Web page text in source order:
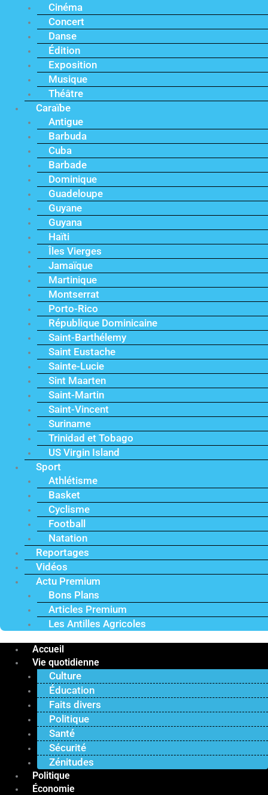
Cinéma
Concert
Danse
Édition
Exposition
Musique
Théâtre
Caraïbe
Antigue
Barbuda
Cuba
Barbade
Dominique
Guadeloupe
Guyane
Guyana
Haïti
Îles Vierges
Jamaïque
Martinique
Montserrat
Porto-Rico
République Dominicaine
Saint-Barthélemy
Saint Eustache
Sainte-Lucie
Sint Maarten
Saint-Martin
Saint-Vincent
Suriname
Trinidad et Tobago
US Virgin Island
Sport
Athlétisme
Basket
Cyclisme
Football
Natation
Reportages
Vidéos
Actu Premium
Bons Plans
Articles Premium
Les Antilles Agricoles
Accueil
Vie quotidienne
Culture
Éducation
Faits divers
Politique
Santé
Sécurité
Zénitudes
Politique
Économie